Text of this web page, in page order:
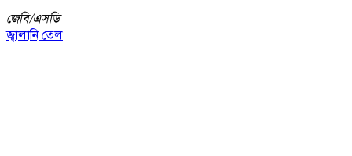
জেবি/এসডি
জ্বালানি তেল